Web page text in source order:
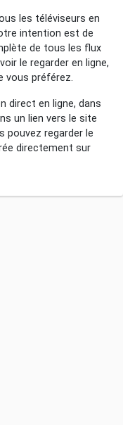
les téléviseurs en
intention est de
de tous les flux
le regarder en ligne,
vous préférez.
direct en ligne, dans
un lien vers le site
pouvez regarder le
directement sur